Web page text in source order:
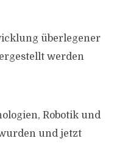
überlegener
werden
Robotik und
und jetzt